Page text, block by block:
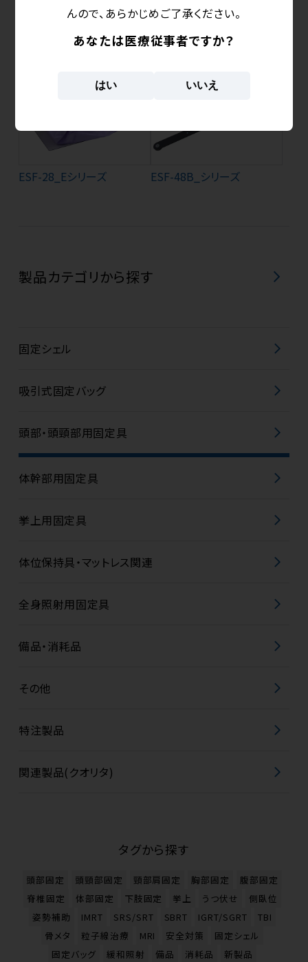
んので、あらかじめご了承ください。
あなたは医療従事者ですか？
はい いいえ
ESF-28_Eシリーズ ESF-48B_シリーズ
製品カテゴリから探す
固定シェル
吸引式固定バッグ
頭部・頭頸部用固定具
体幹部用固定具
挙上用固定具
体位保持具・マットレス関連
全身照射用固定具
備品・消耗品
その他
特注製品
関連製品(クオリタ)
タグから探す
頭部固定 頭頸部固定 頸部肩固定 胸部固定
腹部固定
脊椎固定
体部固定 下肢固定 挙上 うつ伏せ
側臥位
姿勢補助
IMRT SRS/SRT SBRT IGRT/SGRT
TBI
骨メタ
粒子線治療 MRI 安全対策
固定シェル
固定バッグ
緩和照射 備品 消耗品 新製品